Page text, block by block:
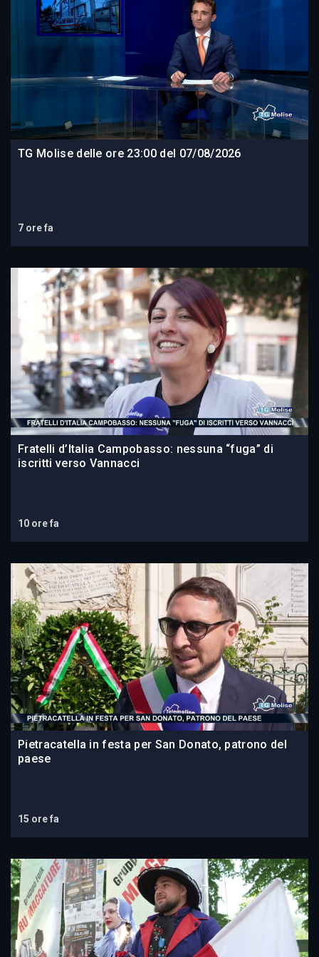
TG Molise delle ore 23:00 del 07/08/2026
7 ore fa
Fratelli d’Italia Campobasso: nessuna “fuga” di
iscritti verso Vannacci
10 ore fa
Pietracatella in festa per San Donato, patrono del
paese
15 ore fa